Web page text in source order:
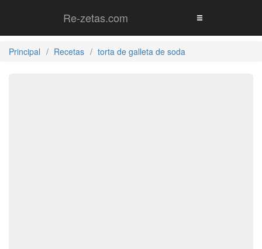
Re-zetas.com
Principal Recetas torta de galleta de soda